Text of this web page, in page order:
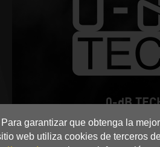
Para garantizar que obtenga la
web utiliza cookies de terceros
0-dB
Se mantiene en silencioso
aplicación multimedia y la